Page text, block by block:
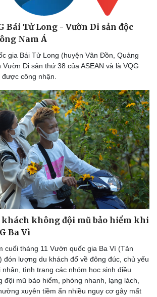
Giải trí
Nghệ sĩ
Thời trang
Sao Việt
Bái Tử Long - Vườn Di sản độc
Nam Á
gia Bái Tử Long (huyện Vân Đồn, Quảng
Di sản thứ 38 của ASEAN và là VQG
công nhận.
không đội mũ bảo hiểm khi
Ba Vì
cuối tháng 11 Vườn quốc gia Ba Vì (Tản
đón lượng du khách đổ về đông đúc, chủ yếu
tình trạng các nhóm học sinh điều
đội mũ bảo hiểm, phóng nhanh, lạng lách,
xuyên tiềm ẩn nhiều nguy cơ gây mất